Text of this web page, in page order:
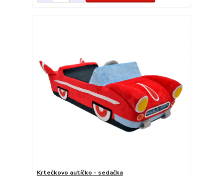
Krtečkovo autíčko - sedačka